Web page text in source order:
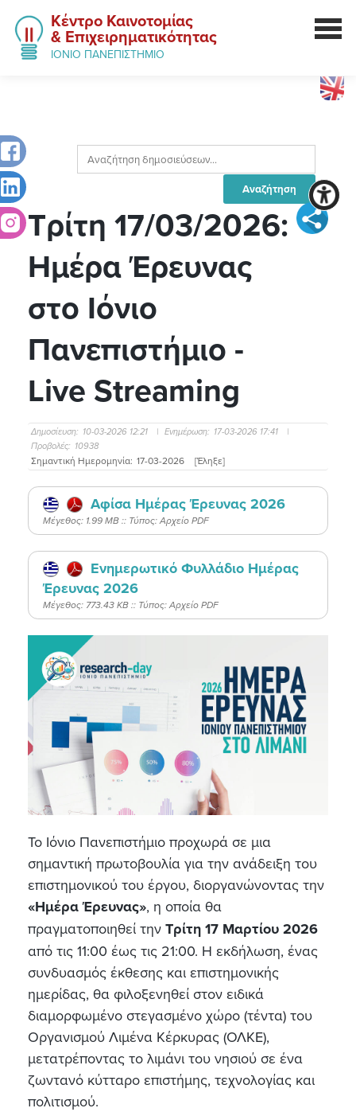
Κέντρο Καινοτομίας
& Επιχειρηματικότητας
ΙΟΝΙΟ ΠΑΝΕΠΙΣΤΗΜΙΟ
Τρίτη 17/03/2026:
Ημέρα Έρευνας
στο Ιόνιο
Πανεπιστήμιο -
Live Streaming
Δημοσίευση: 10-03-2026 12:21 | Ενημέρωση: 17-03-2026 17:41
|
Προβολές: 10938
Σημαντική Ημερομηνία: 17-03-2026 [Έληξε]
Αφίσα Ημέρας Έρευνας 2026
Mέγεθος: 1.99 MB :: Τύπος: Αρχείο PDF
Ενημερωτικό Φυλλάδιο Ημέρας
Έρευνας 2026
Mέγεθος: 773.43 KB :: Τύπος: Αρχείο PDF
Το Ιόνιο Πανεπιστήμιο προχωρά σε μια
σημαντική πρωτοβουλία για την ανάδειξη του
επιστημονικού του έργου, διοργανώνοντας την
«Ημέρα Έρευνας», η οποία θα
πραγματοποιηθεί την Τρίτη 17 Μαρτίου 2026
από τις 11:00 έως τις 21:00. Η εκδήλωση, ένας
συνδυασμός έκθεσης και επιστημονικής
ημερίδας, θα φιλοξενηθεί στον ειδικά
διαμορφωμένο στεγασμένο χώρο (τέντα) του
Οργανισμού Λιμένα Κέρκυρας (ΟΛΚΕ),
μετατρέποντας το λιμάνι του νησιού σε ένα
ζωντανό κύτταρο επιστήμης, τεχνολογίας και
πολιτισμού.